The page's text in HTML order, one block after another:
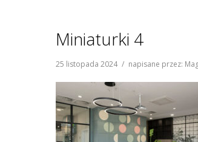
Miniaturki 4
25 listopada 2024 / napisane przez: